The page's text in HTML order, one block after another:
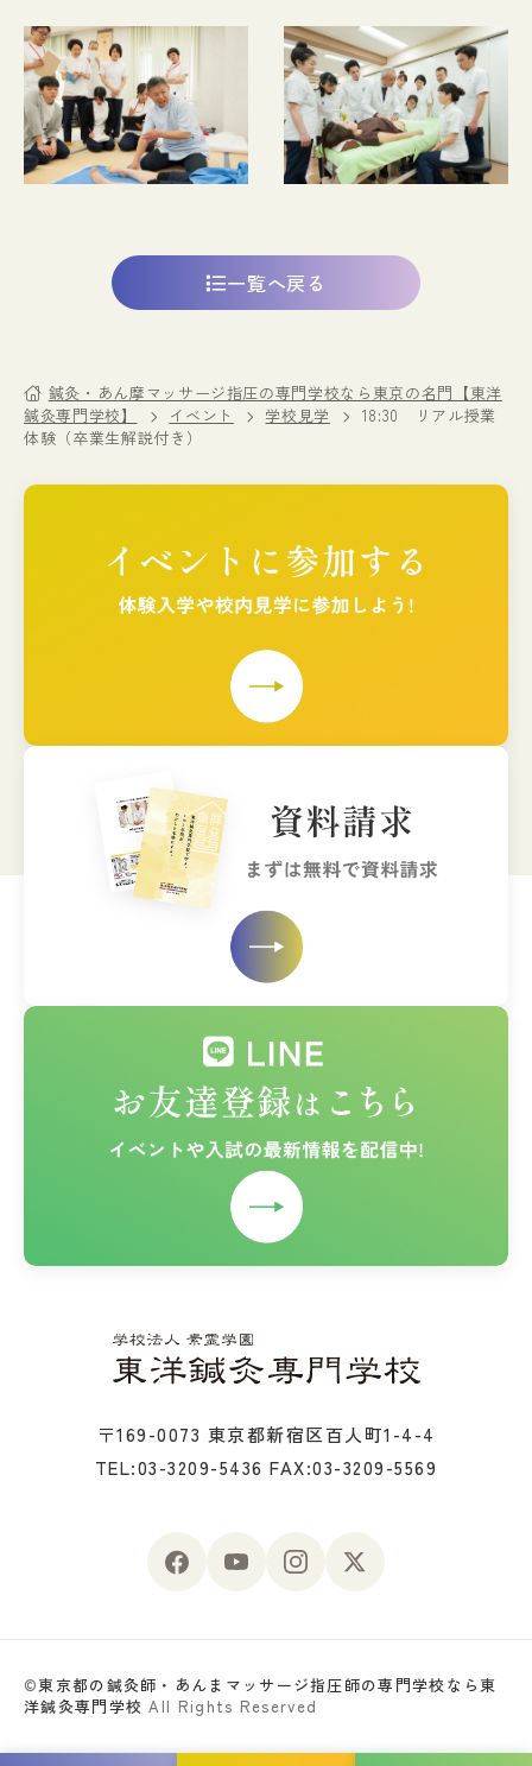
一覧へ戻る
鍼灸・あん摩マッサージ指圧の専門学校なら東京の名門【東洋
鍼灸専門学校】
イベント 学校見学
18:30 リアル授業
体験（卒業生解説付き）
〒169-0073 東京都新宿区百人町1-4-4
TEL:03-3209-5436 FAX:03-3209-5569
©東京都の鍼灸師・あんまマッサージ指圧師の専門学校なら東
洋鍼灸専門学校 All Rights Reserved